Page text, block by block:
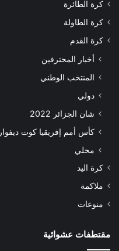
كرة الطائرة
كرة الطاولة
كرة القدم
أخبار المحترفين
المنتخب الوطني
دولي
شان الجزائر 2022
كأس أمم إفريقيا كوت ديفوار 2024
محلي
كرة اليد
ملاكمة
منوعات
مقتطفات عشوائية